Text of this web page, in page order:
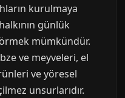
kurulmaya
günlük
mümkündür.
ve meyveleri, el
ve yöresel
unsurlarıdır.